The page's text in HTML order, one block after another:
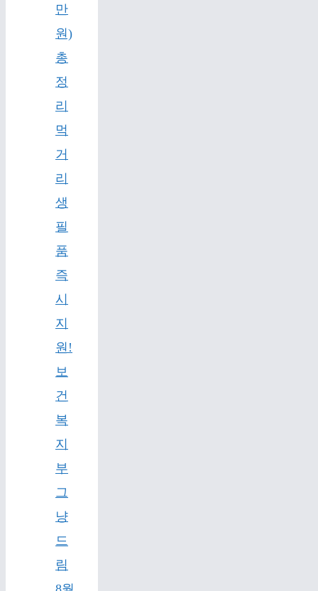
만
원)
총
정
리
먹
거
리
생
필
품
즉
시
지
원!
보
건
복
지
부
그
냥
드
림